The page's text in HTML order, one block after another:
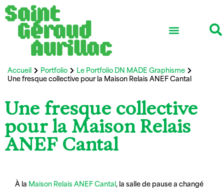
Accueil Portfolio
Le Portfolio DN MADE Graphisme
Une fresque collective pour la Maison Relais ANEF Cantal
Une fresque collective
pour la Maison Relais
ANEF Cantal
À la Maison Relais ANEF Cantal, la salle de pause a changé